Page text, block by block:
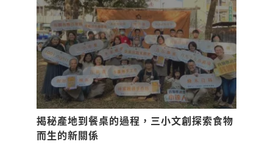
苑合樸農學市集的陳孟凱博士，當時我在
台中工作時就已經有接觸過博士。因為小
朋友陸續出生，我希望給他們吃比較友善
的食物，才因此知道台灣的小農和從事友
善栽種的人，他們都非常有自己的堅持，
我一直在思考怎麼增加這些產品的附加價
值，也因此認識了璞草園的許仁和大哥，
他是從芳香植物轉換到目前以氣味為導
向，甚至和林務局合作開發台灣氣味。
0
揭秘產地到餐桌的過程，三小文創探索食物
而生的新關係